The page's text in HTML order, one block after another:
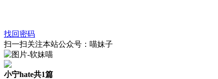
找回密码
扫一扫关注本站公众号：喵妹子
小宁hate共1篇